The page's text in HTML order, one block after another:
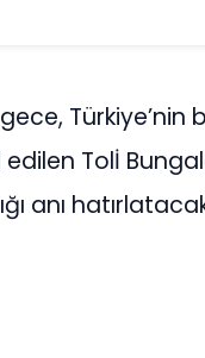
Türkiye’nin
Tolİ
anı